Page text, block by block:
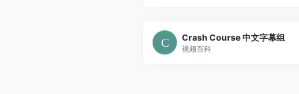
Crash Course 中文字幕组
视频百科